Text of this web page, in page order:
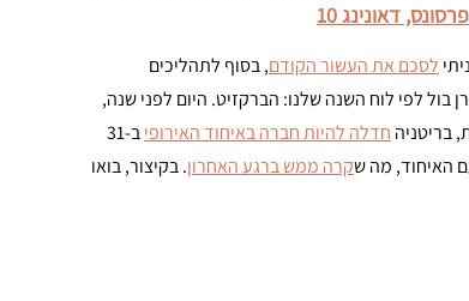
דאונינג 10
לסכם את העשור הקודם, בסוף לתהליכים
לפי לוח השנה שלנו: הברקזיט. היום לפני שנה,
בריטניה חדלה להיות חברה באיחוד האירופי
ב-31
קרה ממש ברגע האחרון. בקיצור, בואו